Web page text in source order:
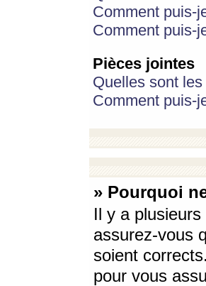
Comment puis-
Comment puis-
Pièces jointes
Quelles sont
Comment puis-
» Pourquoi
Il y a
assurez-vous
soient
pour vous